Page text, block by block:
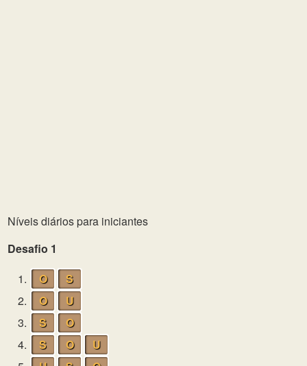
Níveis diários para iniciantes
Desafio 1
1.
O
S
2.
O
U
3.
S
O
4.
S O
U